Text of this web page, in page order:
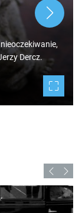
dla turystów,
podróżować
w Borach
z tego, co